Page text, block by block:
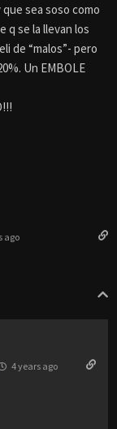
que sea soso como
q se la llevan los
de “malos”- pero
Un EMBOLE
ago
4 years ago